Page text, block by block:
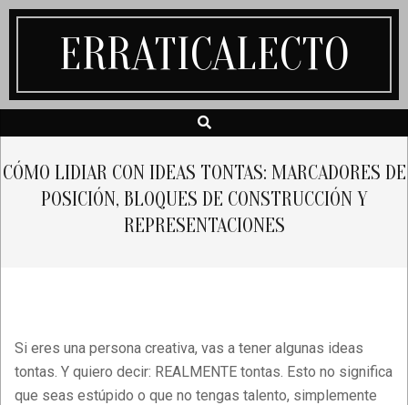
Skip
ERRATICALECTO
Menu
Search
CÓMO LIDIAR CON IDEAS TONTAS: MARCADORES DE
POSICIÓN, BLOQUES DE CONSTRUCCIÓN Y
REPRESENTACIONES
Si eres una persona creativa, vas a tener algunas ideas
tontas. Y quiero decir: REALMENTE tontas. Esto no significa
que seas estúpido o que no tengas talento, simplemente